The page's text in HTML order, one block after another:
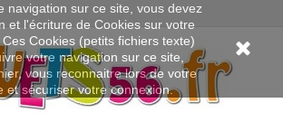
navigation sur ce site, vous devez
et l'écriture de Cookies sur votre
Cookies (petits fichiers texte)
votre navigation sur ce site,
vous reconnaitre lors de votre
et sécuriser votre connexion.